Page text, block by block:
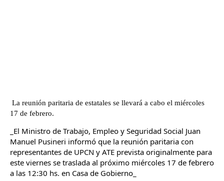
La reunión paritaria de estatales se llevará a cabo el miércoles
17 de febrero.
_El Ministro de Trabajo, Empleo y Seguridad Social Juan
Manuel Pusineri informó que la reunión paritaria con
representantes de UPCN y ATE prevista originalmente para
este viernes se traslada al próximo miércoles 17 de febrero
a las 12:30 hs. en Casa de Gobierno_